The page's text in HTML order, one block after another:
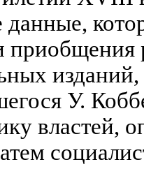
приобщения
изданий,
У.
властей,